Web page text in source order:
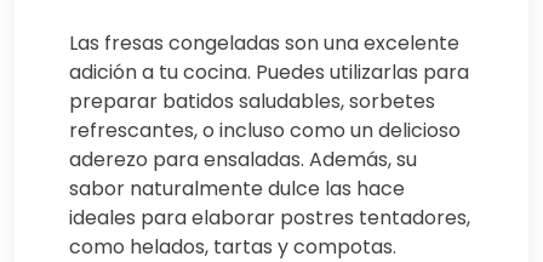
Las fresas congeladas son una excelente
adición a tu cocina. Puedes utilizarlas para
preparar batidos saludables, sorbetes
refrescantes, o incluso como un delicioso
aderezo para ensaladas. Además, su
sabor naturalmente dulce las hace
ideales para elaborar postres tentadores,
como helados, tartas y compotas.